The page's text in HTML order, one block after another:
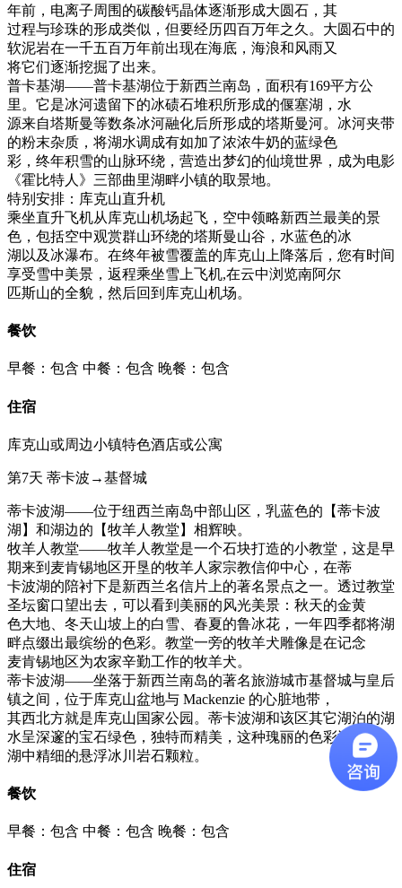
年前，电离子周围的碳酸钙晶体逐渐形成大圆石，其
过程与珍珠的形成类似，但要经历四百万年之久。大圆石中的
软泥岩在一千五百万年前出现在海底，海浪和风雨又
将它们逐渐挖掘了出来。
普卡基湖——普卡基湖位于新西兰南岛，面积有169平方公
里。它是冰河遗留下的冰碛石堆积所形成的偃塞湖，水
源来自塔斯曼等数条冰河融化后所形成的塔斯曼河。冰河夹带
的粉末杂质，将湖水调成有如加了浓浓牛奶的蓝绿色
彩，终年积雪的山脉环绕，营造出梦幻的仙境世界，成为电影
《霍比特人》三部曲里湖畔小镇的取景地。
特别安排：库克山直升机
乘坐直升飞机从库克山机场起飞，空中领略新西兰最美的景
色，包括空中观赏群山环绕的塔斯曼山谷，水蓝色的冰
湖以及冰瀑布。在终年被雪覆盖的库克山上降落后，您有时间
享受雪中美景，返程乘坐雪上飞机,在云中浏览南阿尔
匹斯山的全貌，然后回到库克山机场。
餐饮
早餐：包含 中餐：包含 晚餐：包含
住宿
库克山或周边小镇特色酒店或公寓
第7天 蒂卡波→基督城
蒂卡波湖——位于纽西兰南岛中部山区，乳蓝色的【蒂卡波
湖】和湖边的【牧羊人教堂】相辉映。
牧羊人教堂——牧羊人教堂是一个石块打造的小教堂，这是早
期来到麦肯锡地区开垦的牧羊人家宗教信仰中心，在蒂
卡波湖的陪衬下是新西兰名信片上的著名景点之一。透过教堂
圣坛窗口望出去，可以看到美丽的风光美景：秋天的金黄
色大地、冬天山坡上的白雪、春夏的鲁冰花，一年四季都将湖
畔点缀出最缤纷的色彩。教堂一旁的牧羊犬雕像是在记念
麦肯锡地区为农家辛勤工作的牧羊犬。
蒂卡波湖——坐落于新西兰南岛的著名旅游城市基督城与皇后
镇之间，位于库克山盆地与 Mackenzie 的心脏地带，
其西北方就是库克山国家公园。蒂卡波湖和该区其它湖泊的湖
水呈深邃的宝石绿色，独特而精美，这种瑰丽的色彩源于
湖中精细的悬浮冰川岩石颗粒。
餐饮
早餐：包含 中餐：包含 晚餐：包含
住宿